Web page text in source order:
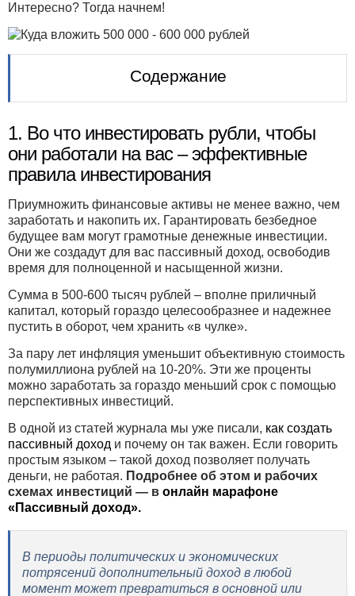
Интересно? Тогда начнем!
Содержание
1. Во что инвестировать рубли, чтобы
они работали на вас – эффективные
правила инвестирования
Приумножить финансовые активы не менее важно, чем
заработать и накопить их. Гарантировать безбедное
будущее вам могут грамотные денежные инвестиции.
Они же создадут для вас пассивный доход, освободив
время для полноценной и насыщенной жизни.
Сумма в 500-600 тысяч рублей – вполне приличный
капитал, который гораздо целесообразнее и надежнее
пустить в оборот, чем хранить «в чулке».
За пару лет инфляция уменьшит объективную стоимость
полумиллиона рублей на 10-20%. Эти же проценты
можно заработать за гораздо меньший срок с помощью
перспективных инвестиций.
В одной из статей журнала мы уже писали, как создать
пассивный доход и почему он так важен. Если говорить
простым языком – такой доход позволяет получать
деньги, не работая. Подробнее об этом и рабочих
схемах инвестиций — в онлайн марафоне
«Пассивный доход».
В периоды политических и экономических
потрясений дополнительный доход в любой
момент может превратиться в основной или